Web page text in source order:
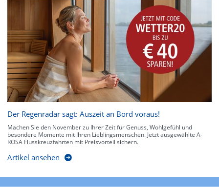
Der Regenradar sagt: Auszeit an Bord voraus!
Machen Sie den November zu Ihrer Zeit für Genuss, Wohlgefühl und
besondere Momente mit Ihren Lieblingsmenschen. Jetzt ausgewählte A-
ROSA Flusskreuzfahrten mit Preisvorteil sichern.
Artikel ansehen